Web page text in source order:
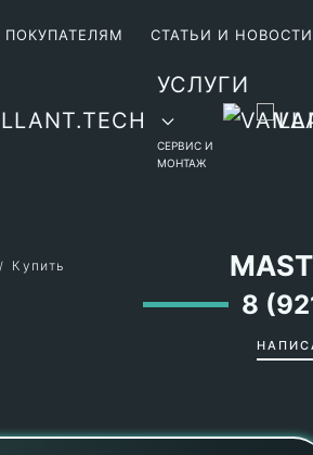
ПОКУПАТЕЛЯМ СТАТЬИ И НОВОСТИ
УСЛУГИ
СЕРВИС И
МОНТАЖ
8
Купить